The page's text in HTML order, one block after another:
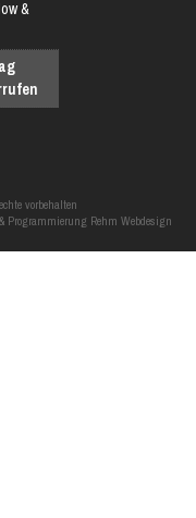
&
vorbehalten
Programmierung Rehm Webdesign